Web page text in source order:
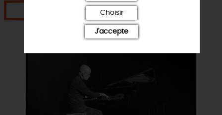
Choisir
J'accepte